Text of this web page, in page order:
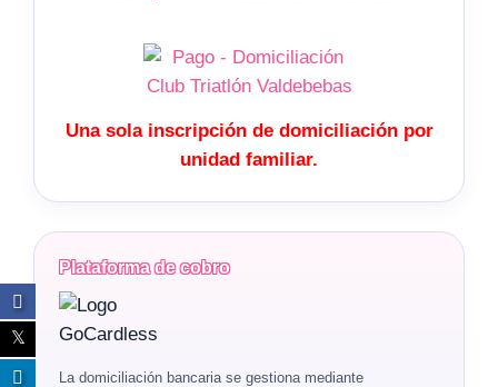
Una sola inscripción de domiciliación por
unidad familiar.
Plataforma de cobro
La domiciliación bancaria se gestiona mediante